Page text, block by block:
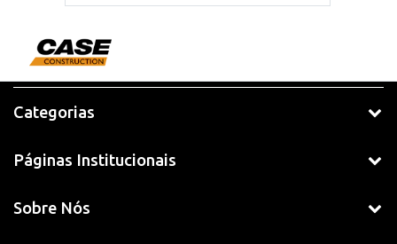
Categorias
Páginas Institucionais
Sobre Nós